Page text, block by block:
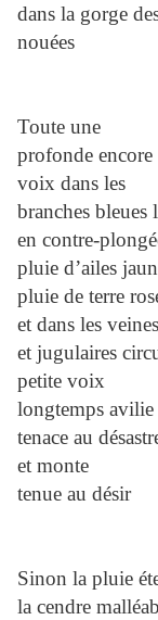
dans la gorge
nouées
Toute une
profonde encore
voix dans les
branches bleues
en contre-
pluie d’ailes
pluie de terre
et dans les
et jugulaires
petite voix
longtemps avilie
tenace au
et monte
tenue au désir
Sinon la pluie
la cendre